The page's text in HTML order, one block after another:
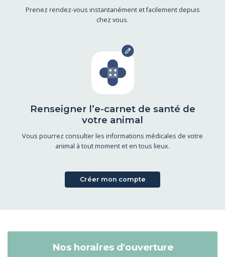
Prenez rendez-vous instantanément et facilement depuis
chez vous.
Renseigner l’e-carnet de santé de
votre animal
Vous pourrez consulter les informations médicales de votre
animal à tout moment et en tous lieux.
Créer mon compte
Nos horaires d'ouverture